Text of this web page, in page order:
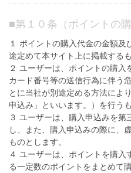
■第１０条（ポイントの購
１ ポイントの購入代金の金額及
途定めて本サイト上に掲載する
２ ユーザーは、ポイントの購入
カード番号等の送信行為に伴う
とに当社が別途定める方法によ
申込み」といいます。）を行う
３ ユーザーは、購入申込みを第
し、また、購入申込みの際に、
ものとします。
４ ユーザーは、ポイントを購
る一定数のポイントをまとめて